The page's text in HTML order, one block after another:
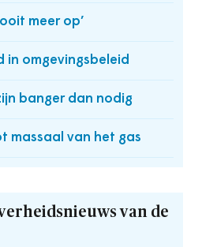
meer op’
in omgevingsbeleid
banger dan nodig
massaal van het gas
van de